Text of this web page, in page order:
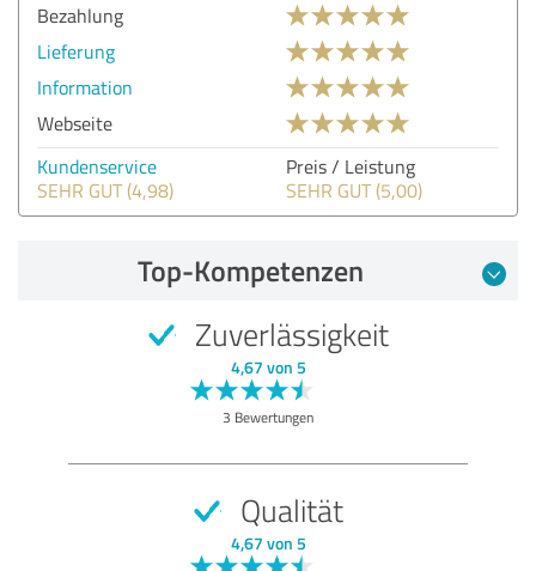
Bezahlung
Lieferung
Information
Webseite
Kundenservice
SEHR GUT (4,98)
Preis / Leistung
SEHR GUT (5,00)
Top-Kompetenzen
Zuverlässigkeit
4,67 von 5
3 Bewertungen
Qualität
4,67 von 5